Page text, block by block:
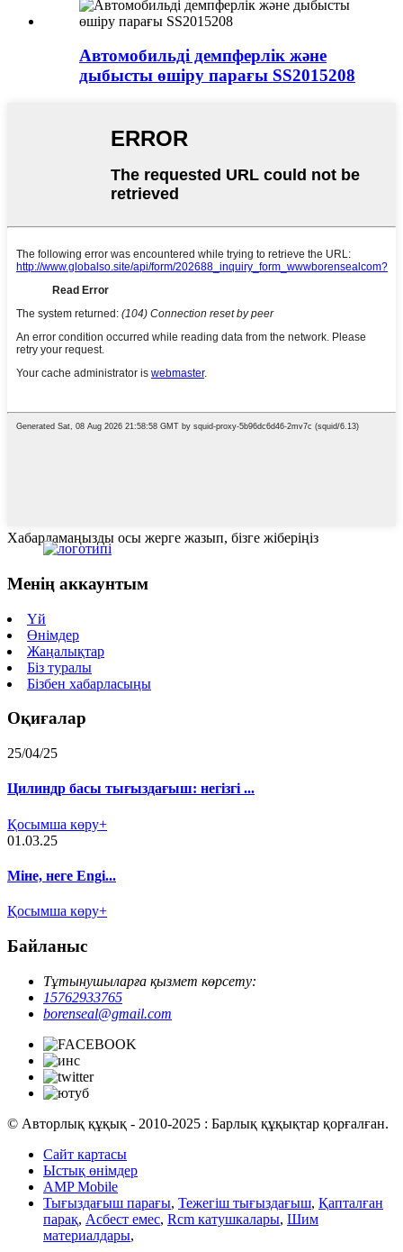
Автомобильді демпферлік және
дыбысты өшіру парағы SS2015208
Хабарламаңызды осы жерге жазып, бізге жіберіңіз
Менің аккаунтым
Үй
Өнімдер
Жаңалықтар
Біз туралы
Бізбен хабарласыңы
Оқиғалар
25/04/25
Цилиндр басы тығыздағыш: негізгі ...
Қосымша көру+
01.03.25
Міне, неге Engi...
Қосымша көру+
Байланыс
Тұтынушыларға қызмет көрсету:
15762933765
borenseal@gmail.com
© Авторлық құқық - 2010-2025 : Барлық құқықтар қорғалған.
Сайт картасы
Ыстық өнімдер
AMP Mobile
Тығыздағыш парағы, Тежегіш тығыздағыш, Қапталған
парақ, Асбест емес, Rcm катушкалары, Шим
материалдары,